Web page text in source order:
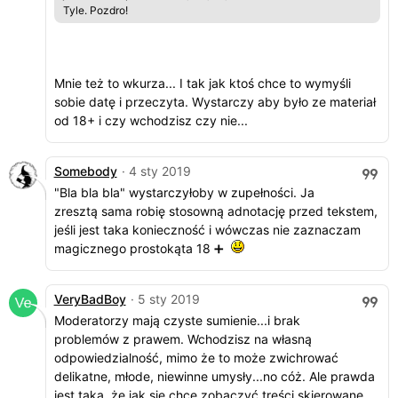
Tyle. Pozdro!
Mnie też to wkurza... I tak jak ktoś chce to wymyśli
sobie datę i przeczyta. Wystarczy aby było ze materiał
od 18+ i czy wchodzisz czy nie...
Somebody · 4 sty 2019
"Bla bla bla" wystarczyłoby w zupełności. Ja
zresztą sama robię stosowną adnotację przed tekstem,
jeśli jest taka konieczność i wówczas nie zaznaczam
magicznego prostokąta 18 ➕
VeryBadBoy · 5 sty 2019
Moderatorzy mają czyste sumienie...i brak
problemów z prawem. Wchodzisz na własną
odpowiedzialność, mimo że to może zwichrować
delikatne, młode, niewinne umysły...no cóż. Ale prawda
jest taka, że jak się chce zobaczyć treści skierowane